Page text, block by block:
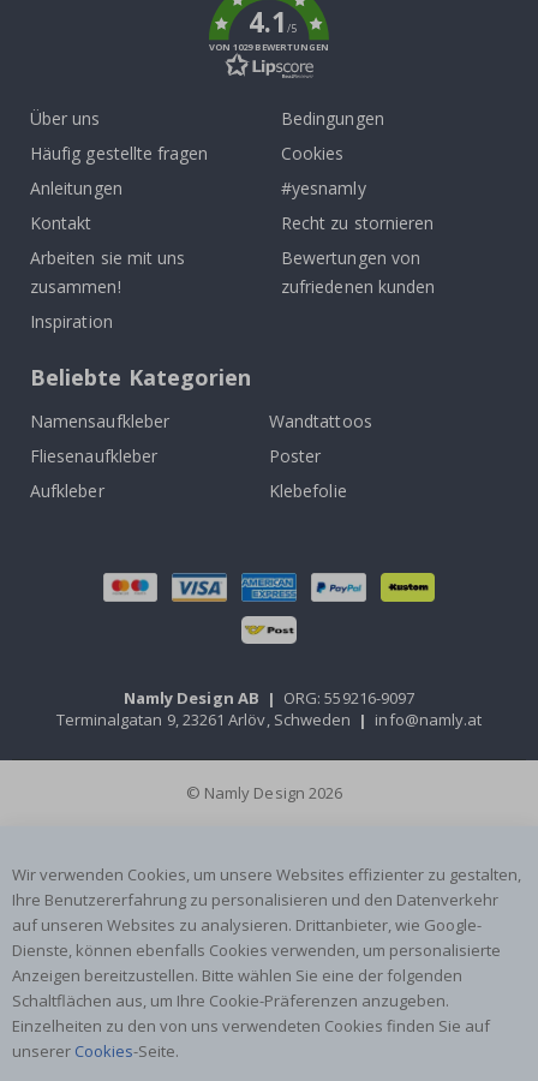
4.1/5
VON 1029 BEWERTUNGEN
Über uns
Häufig gestellte fragen
Anleitungen
Kontakt
Arbeiten sie mit uns
zusammen!
Inspiration
Bedingungen
Cookies
#yesnamly
Recht zu stornieren
Bewertungen von
zufriedenen kunden
Beliebte Kategorien
Namensaufkleber
Wandtattoos
Fliesenaufkleber
Poster
Aufkleber
Klebefolie
Namly Design AB | ORG: 559216-9097
Terminalgatan 9, 23261 Arlöv, Schweden | info@namly.at
© Namly Design 2026
Wir verwenden Cookies, um unsere Websites effizienter zu gestalten,
Ihre Benutzererfahrung zu personalisieren und den Datenverkehr
auf unseren Websites zu analysieren. Drittanbieter, wie Google-
Dienste, können ebenfalls Cookies verwenden, um personalisierte
Anzeigen bereitzustellen. Bitte wählen Sie eine der folgenden
Schaltflächen aus, um Ihre Cookie-Präferenzen anzugeben.
Einzelheiten zu den von uns verwendeten Cookies finden Sie auf
unserer Cookies-Seite.